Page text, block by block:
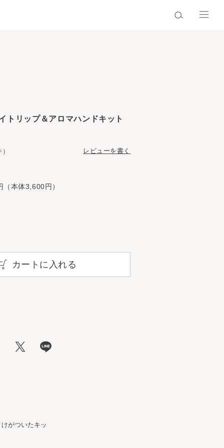
トリップ＆アロマハンドキット
レビューを書く
がついたキッ
本体3,600円）
カートに入れる